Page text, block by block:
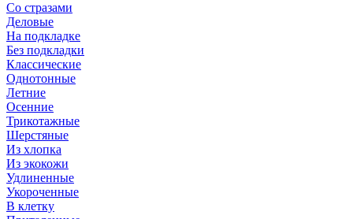
Со стразами
Деловые
На подкладке
Без подкладки
Классические
Однотонные
Летние
Осенние
Трикотажные
Шерстяные
Из хлопка
Из экокожи
Удлиненные
Укороченные
В клетку